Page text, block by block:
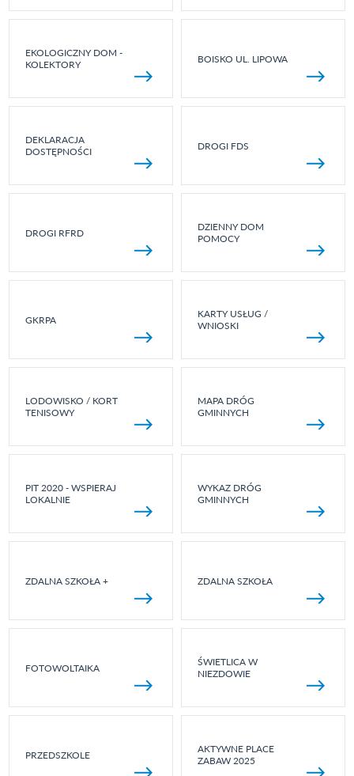
EKOLOGICZNY DOM -
KOLEKTORY
BOISKO UL. LIPOWA
DEKLARACJA
DOSTĘPNOŚCI
DROGI FDS
DROGI RFRD
DZIENNY DOM
POMOCY
GKRPA
KARTY USŁUG /
WNIOSKI
LODOWISKO / KORT
TENISOWY
MAPA DRÓG
GMINNYCH
PIT 2020 - WSPIERAJ
LOKALNIE
WYKAZ DRÓG
GMINNYCH
ZDALNA SZKOŁA + ZDALNA SZKOŁA
FOTOWOLTAIKA
ŚWIETLICA W
NIEZDOWIE
PRZEDSZKOLE
AKTYWNE PLACE
ZABAW 2025